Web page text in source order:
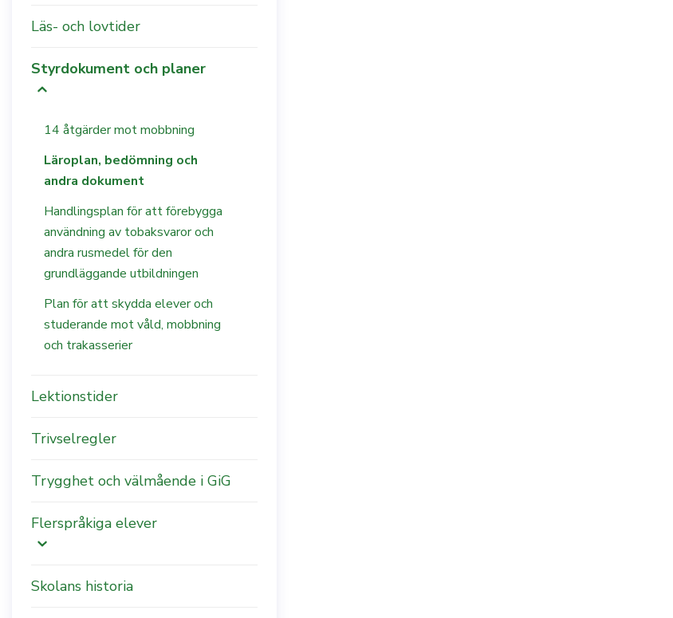
Läs- och lovtider
Styrdokument och planer
14 åtgärder mot mobbning
Läroplan, bedömning och
andra dokument
Handlingsplan för att förebygga
användning av tobaksvaror och
andra rusmedel för den
grundläggande utbildningen
Plan för att skydda elever och
studerande mot våld, mobbning
och trakasserier
Lektionstider
Trivselregler
Trygghet och välmående i GiG
Flerspråkiga elever
Skolans historia